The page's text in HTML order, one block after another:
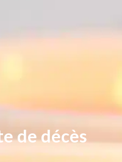
de décès